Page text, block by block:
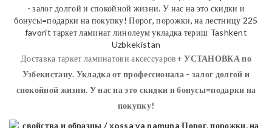
Доставка таркет ламинатови аксессуаров+УСТАНОВКАпо
Узбекистану. Укладка от профессионала - залог долгой и
спокойной жизни. У нас на это скидки и бонусы=подарки на
покупку!